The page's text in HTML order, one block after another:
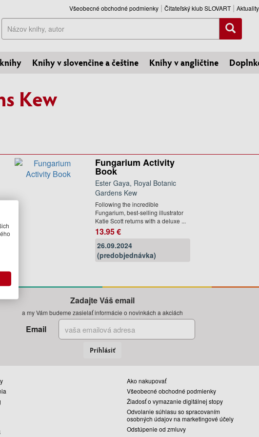
Všeobecné obchodné podmienky Čitateľský klub SLOVART Aktuality
Hľadať
Knihy v slovenčine a češtine Knihy v angličtine
Kew
Fungarium Activity
Book
Ester Gaya, Royal Botanic
Gardens Kew
Following the incredible
Fungarium, best-selling illustrator
Katie Scott returns with a deluxe ...
13.95 €
26.09.2024
(predobjednávka)
Zadajte Váš email
a my Vám budeme zasielať informácie o novinkách a akciách
Email
Prihlásiť
Ako nakupovať
Všeobecné obchodné podmienky
Žiadosť o vymazanie digitálnej stopy
Odvolanie súhlasu so spracovaním
osobných údajov na marketingové účely
Odstúpenie od zmluvy